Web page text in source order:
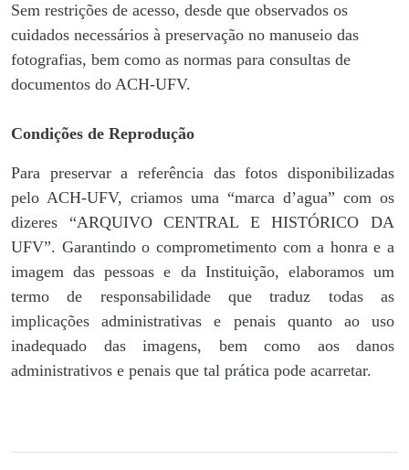
Sem restrições de acesso, desde que observados os
cuidados necessários à preservação no manuseio das
fotografias, bem como as normas para consultas de
documentos do ACH-UFV.
Condições de Reprodução
Para preservar a referência das fotos disponibilizadas
pelo ACH-UFV, criamos uma “marca d’agua” com os
dizeres “ARQUIVO CENTRAL E HISTÓRICO DA
UFV”. Garantindo o comprometimento com a honra e a
imagem das pessoas e da Instituição, elaboramos um
termo de responsabilidade que traduz todas as
implicações administrativas e penais quanto ao uso
inadequado das imagens, bem como aos danos
administrativos e penais que tal prática pode acarretar.